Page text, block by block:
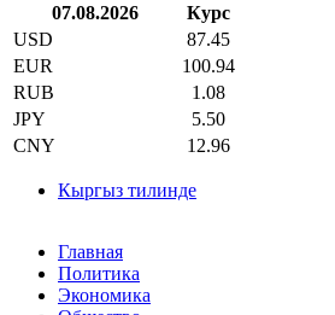
07.08.2026
Курс
USD
87.45
EUR
100.94
RUB
1.08
JPY
5.50
CNY
12.96
Кыргыз тилинде
Главная
Политика
Экономика